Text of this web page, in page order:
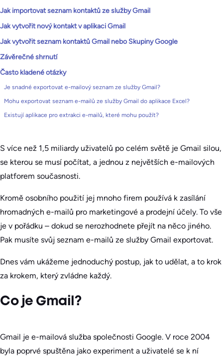
Jak importovat seznam kontaktů ze služby Gmail
Jak vytvořit nový kontakt v aplikaci Gmail
Jak vytvořit seznam kontaktů Gmail nebo Skupiny Google
Závěrečné shrnutí
Často kladené otázky
Je snadné exportovat e-mailový seznam ze služby Gmail?
Mohu exportovat seznam e-mailů ze služby Gmail do aplikace Excel?
Existují aplikace pro extrakci e-mailů, které mohu použít?
S více než 1,5 miliardy uživatelů po celém světě je Gmail silou,
se kterou se musí počítat, a jednou z největších e-mailových
platforem současnosti.
Kromě osobního použití jej mnoho firem používá k zasílání
hromadných e-mailů pro marketingové a prodejní účely. To vše
je v pořádku – dokud se nerozhodnete přejít na něco jiného.
Pak musíte svůj seznam e-mailů ze služby Gmail exportovat.
Dnes vám ukážeme jednoduchý postup, jak to udělat, a to krok
za krokem, který zvládne každý.
Co je Gmail?
Gmail je e-mailová služba společnosti Google. V roce 2004
byla poprvé spuštěna jako experiment a uživatelé se k ní